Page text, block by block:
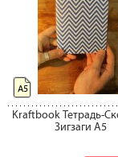
Kraftbook Тетрадь-
Зигзаги А5
А5